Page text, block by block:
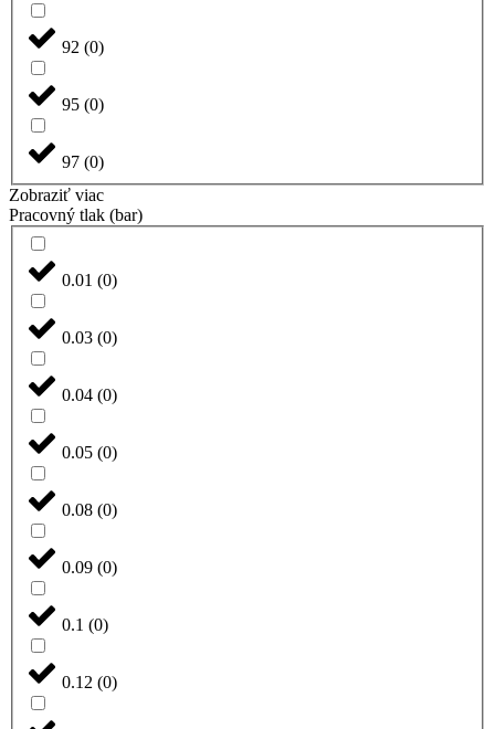
92 (0)
95 (0)
97 (0)
Zobraziť viac
Pracovný tlak (bar)
0.01 (0)
0.03 (0)
0.04 (0)
0.05 (0)
0.08 (0)
0.09 (0)
0.1 (0)
0.12 (0)